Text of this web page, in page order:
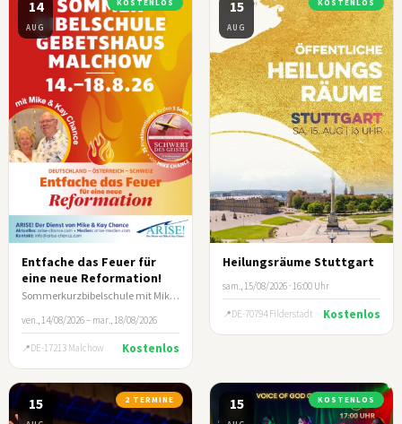
14
AUG
Entfache das Feuer für
eine neue Reformation!
Sommerkurzbibelschule mit Mike & Kay Chance
ven., 14/08/2026 – mar., 18/08/2026
DE-17213 Malchow Kostenlos
15
AUG
Heilungsräume Stuttgart
sam., 15/08/2026 · 16:00 Uhr
DE-70794 Filderstadt Kostenlos
15 2 TERMINE 15 KOSTENLOS